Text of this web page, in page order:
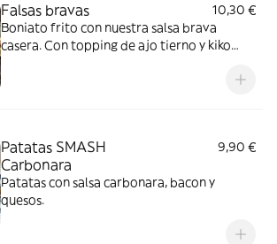
Falsas bravas
10,30 €
Boniato frito con nuestra salsa brava
casera. Con topping de ajo tierno y kiko
Patatas SMASH
Carbonara
9,90 €
Patatas con salsa carbonara, bacon y
quesos.